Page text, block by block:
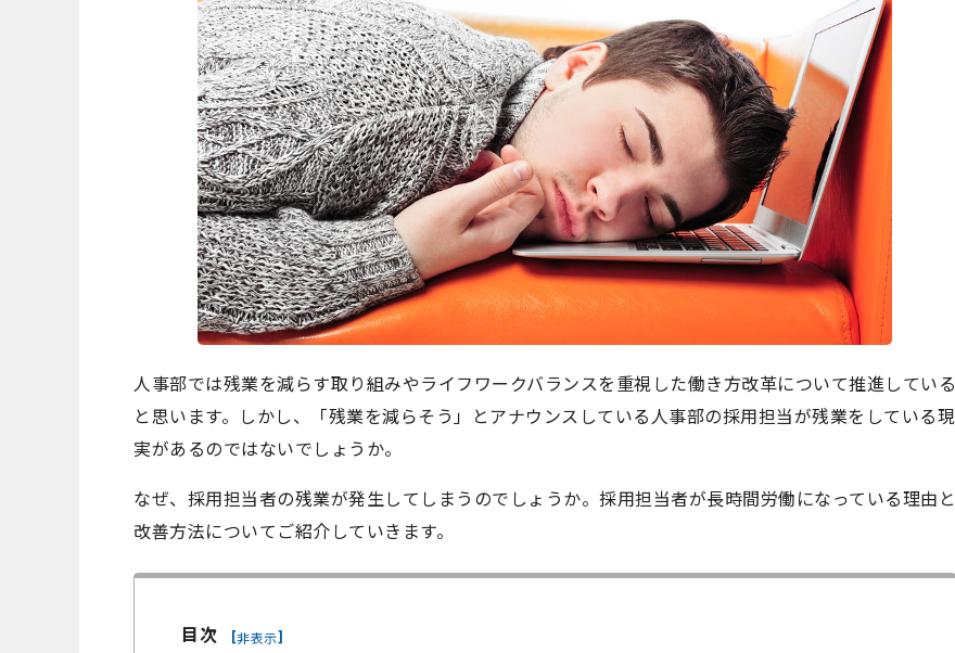
人事部では残業を減らす取り組みやライフワークバランスを重視した働き方改革について推進している
と思います。しかし、「残業を減らそう」とアナウンスしている人事部の採用担当が残業をしている現
実があるのではないでしょうか。
なぜ、採用担当者の残業が発生してしまうのでしょうか。採用担当者が長時間労働になっている理由と
改善方法についてご紹介していきます。
目次 [非表示]